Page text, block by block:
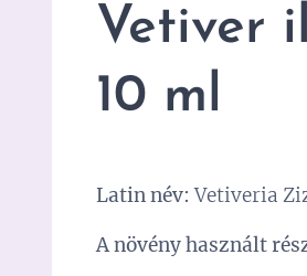
Vetiver
10 ml
Latin név:Vetiveria
A növény használt